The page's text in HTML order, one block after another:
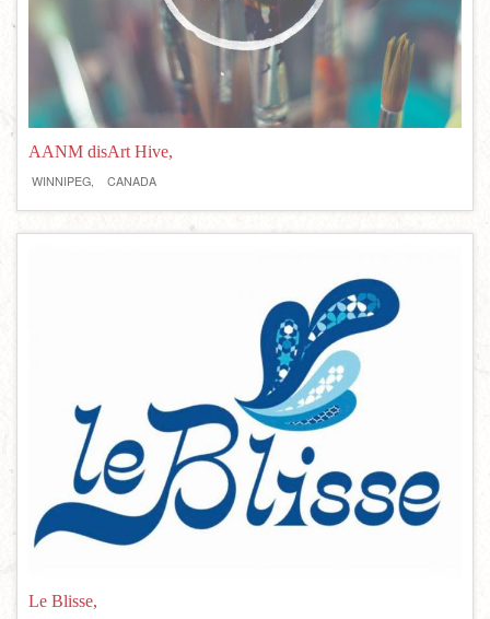
AANM disArt Hive,
WINNIPEG, CANADA
Le Blisse,